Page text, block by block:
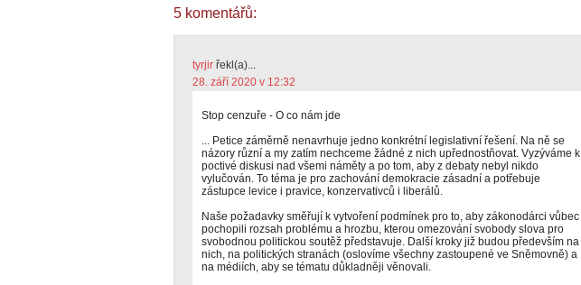
5 komentářů:
tyrjir řekl(a)...
28. září 2020 v 12:32
Stop cenzuře - O co nám jde
... Petice záměrně nenavrhuje jedno konkrétní legislativní řešení. Na ně se
názory různí a my zatím nechceme žádné z nich upřednostňovat. Vyzýváme k
poctivé diskusi nad všemi náměty a po tom, aby z debaty nebyl nikdo
vylučován. To téma je pro zachování demokracie zásadní a potřebuje
zástupce levice i pravice, konzervativců i liberálů.
Naše požadavky směřují k vytvoření podmínek pro to, aby zákonodárci vůbec
pochopili rozsah problému a hrozbu, kterou omezování svobody slova pro
svobodnou politickou soutěž představuje. Další kroky již budou především na
nich, na politických stranách (oslovíme všechny zastoupené ve Sněmovně) a
na médiích, aby se tématu důkladněji věnovali.